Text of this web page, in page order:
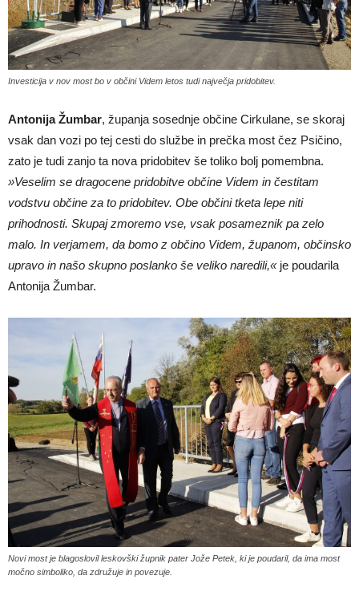
Investicija v nov most bo v občini Videm letos tudi največja pridobitev.
Antonija Žumbar, županja sosednje občine Cirkulane, se skoraj
vsak dan vozi po tej cesti do službe in prečka most čez Psičino,
zato je tudi zanjo ta nova pridobitev še toliko bolj pomembna.
»Veselim se dragocene pridobitve občine Videm in čestitam
vodstvu občine za to pridobitev. Obe občini tketa lepe niti
prihodnosti. Skupaj zmoremo vse, vsak posameznik pa zelo
malo. In verjamem, da bomo z občino Videm, županom, občinsko
upravo in našo skupno poslanko še veliko naredili,«je poudarila
Antonija Žumbar.
Novi most je blagoslovil leskovški župnik pater Jože Petek, ki je poudaril, da ima most
močno simboliko, da združuje in povezuje.